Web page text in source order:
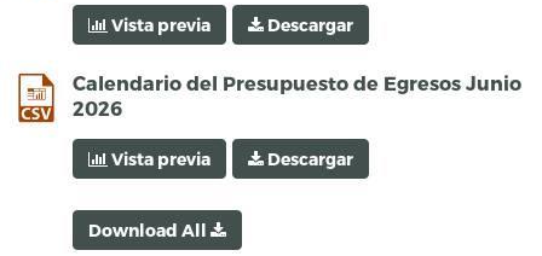
Vista previa Descargar
Calendario del Presupuesto de Egresos Junio
2026
csv
Vista previa Descargar
Download All